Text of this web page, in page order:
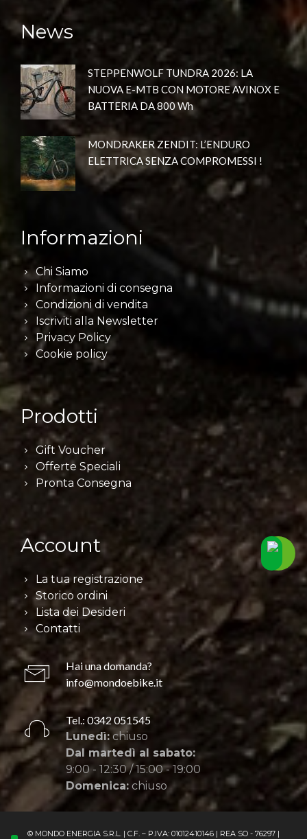
News
STEPPENWOLF TUNDRA 2026: LA
NUOVA E-MTB CON MOTORE AVINOX E
BATTERIA DA 800 Wh
MONDRAKER ZENDIT: L’ENDURO
ELETTRICA SENZA COMPROMESSI !
Informazioni
Chi Siamo
Informazioni di consegna
Condizioni di vendita
Iscriviti alla Newsletter
Privacy Policy
Cookie policy
Prodotti
Gift Voucher
Offerte Speciali
Pronta Consegna
Account
La tua registrazione
Storico ordini
Lista dei Desideri
Contatti
Hai una domanda?
info@mondoebike.it
Tel.: 0342 051545
Lunedì: chiuso
Dal martedì al sabato:
9:00 - 12:30 / 15:00 - 19:00
Domenica: chiuso
© MONDO ENERGIA S.R.L. | C.F. – P.IVA: 01012410146 | REA SO - 76297 |